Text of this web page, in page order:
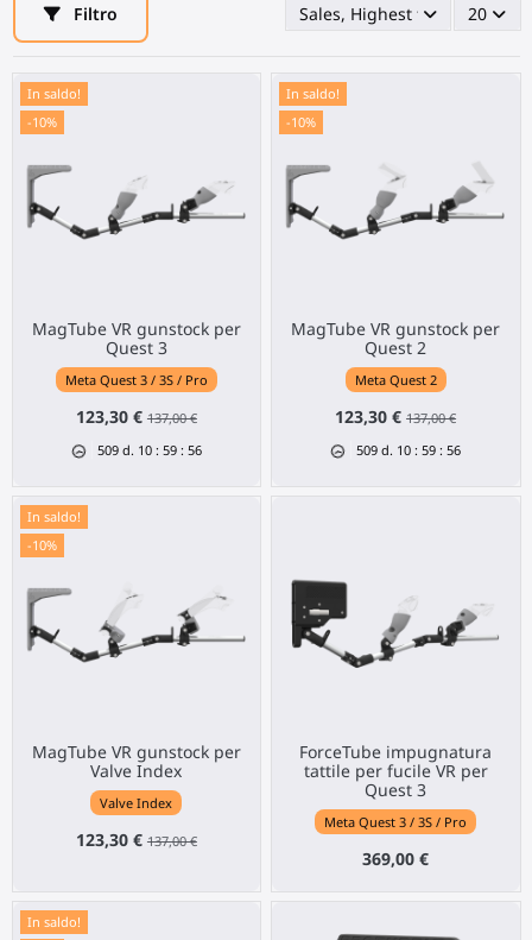
Filtro Sales, Highest first 20
In saldo!
-10%
MagTube VR gunstock per
Quest 3
Meta Quest 3 / 3S / Pro
123,30 € 137,00 €
509d. 10: 59: 55
In saldo!
-10%
MagTube VR gunstock per
Quest 2
Meta Quest 2
123,30 €137,00 €
509 d. 10 :59 :55
In saldo!
-10%
MagTube VR gunstock per
Valve Index
Valve Index
123,30 € 137,00 €
ForceTube impugnatura
tattile per fucile VR per
Quest 3
Meta Quest 3 / 3S / Pro
369,00 €
In saldo!